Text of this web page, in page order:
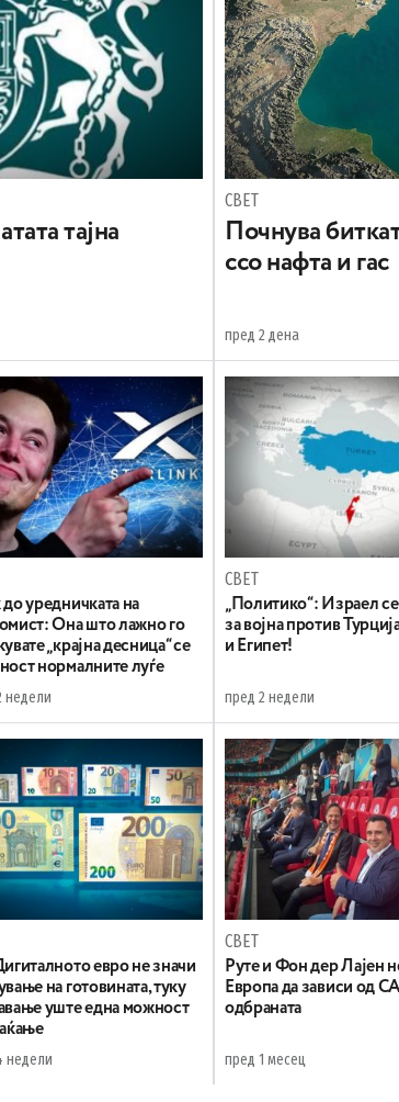
тајна
СВЕТ
Почнува
ссо нафта и гас
пред 2 дена
уредничката на
Она што лажно го
„крајна десница“ се
нормалните луѓе
недели
СВЕТ
„Политико“: Израел
за војна против
и Египет!
пред 2 недели
евро не значи
на готовината, туку
уште една можност
недели
СВЕТ
Руте и Фон дер Лајен
Европа да зависи од
одбраната
пред 1 месец